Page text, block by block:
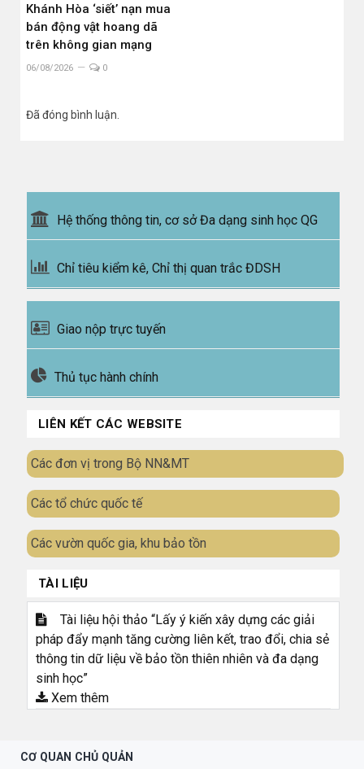
Khánh Hòa ‘siết’ nạn mua
bán động vật hoang dã
trên không gian mạng
06/08/2026 0
Đã đóng bình luận.
Hệ thống thông tin, cơ sở Đa dạng sinh học QG
Chỉ tiêu kiểm kê, Chỉ thị quan trắc ĐDSH
Giao nộp trực tuyến
Thủ tục hành chính
LIÊN KẾT CÁC WEBSITE
Các đơn vị trong Bộ NN&MT
Các tổ chức quốc tế
Các vườn quốc gia, khu bảo tồn
TÀI LIỆU
Tài liệu hội thảo “Lấy ý kiến xây dựng các giải
pháp đẩy mạnh tăng cường liên kết, trao đổi, chia sẻ
thông tin dữ liệu về bảo tồn thiên nhiên và đa dạng
sinh học”
Xem thêm
CƠ QUAN CHỦ QUẢN